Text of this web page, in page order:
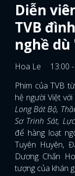
Diễn
TVB
nghề
Hoa Le
13:00
Phim của TVB
hệ người Việt
Long Bát Bộ,
Sơ Trinh Sát,
để hàng loạt
Tuyên Huyên,
Dương Chấn
tượng của khán